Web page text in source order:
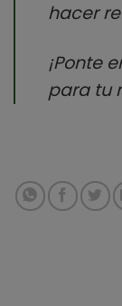
hacer
¡Ponte
para tu